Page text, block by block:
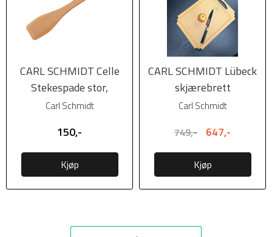
CARL SCHMIDT Celle
Stekespade stor,
33,5x6,5x0,6cm
Carl Schmidt
150,-
Kjøp
CARL SCHMIDT Lübeck
skjærebrett
44x32,5xH0,6cm
Carl Schmidt
749,- 647,-
Kjøp